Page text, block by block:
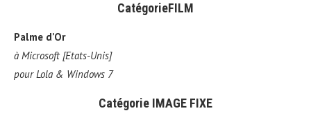
CatégorieFILM
Palme d’Or
à Microsoft [Etats-Unis]
pour Lola & Windows 7
Catégorie IMAGE FIXE